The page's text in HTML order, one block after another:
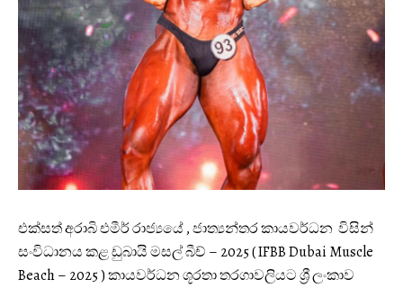
එක්සත් අරාබි එමීර් රාජ්‍යයේ , ජාත්‍යන්තර කායවර්ධන විසින්
සංවිධානය කළ ඩුබායි මසල් බීච් – 2025 ( IFBB Dubai Muscle
Beach – 2025 ) කායවර්ධන ශූරතා තරගාවලියට ශ්‍රී ලංකාව